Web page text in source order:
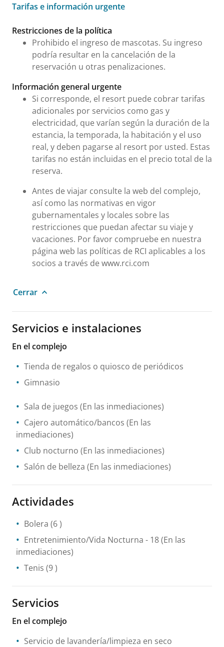
Tarifas e información urgente
Tarifas e información urgente
Restricciones de la política
Prohibido el ingreso de mascotas. Su ingreso
podría resultar en la cancelación de la
reservación u otras penalizaciones.
Información general urgente
Si corresponde, el resort puede cobrar tarifas
adicionales por servicios como gas y
electricidad, que varían según la duración de la
estancia, la temporada, la habitación y el uso
real, y deben pagarse al resort por usted. Estas
tarifas no están incluidas en el precio total de la
reserva.
Antes de viajar consulte la web del complejo,
así como las normativas en vigor
gubernamentales y locales sobre las
restricciones que puedan afectar su viaje y
vacaciones. Por favor compruebe en nuestra
página web las políticas de RCI aplicables a los
socios a través de www.rci.com
Cerrar
Servicios e instalaciones
En el complejo
Tienda de regalos o quiosco de periódicos
Gimnasio
Sala de juegos (En las inmediaciones)
Cajero automático/bancos (En las
inmediaciones)
Club nocturno (En las inmediaciones)
Salón de belleza (En las inmediaciones)
Actividades
Bolera (6 )
Entretenimiento/Vida Nocturna - 18(En las
inmediaciones)
Tenis (9 )
Servicios
En el complejo
Servicio de lavandería/limpieza en seco